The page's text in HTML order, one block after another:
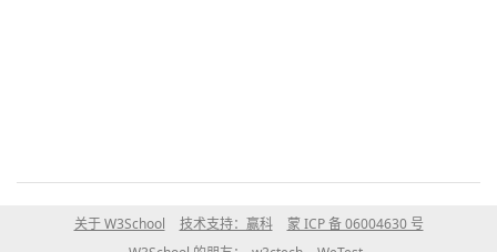
关于 W3School 技术支持：赢科
蒙 ICP 备 06004630 号